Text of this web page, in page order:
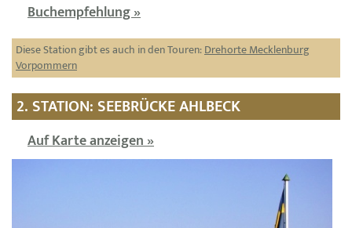
Buchempfehlung »
Diese Station gibt es auch in den Touren:Drehorte Mecklenburg
Vorpommern
2. STATION: SEEBRÜCKE AHLBECK
Auf Karte anzeigen »